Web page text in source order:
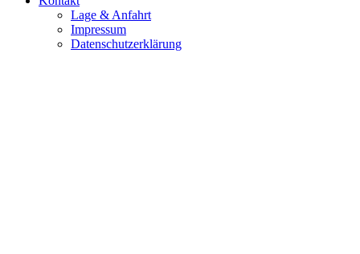
Lage & Anfahrt
Impressum
Datenschutzerklärung